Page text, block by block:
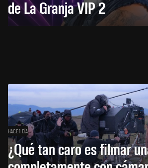
de La Granja VIP 2
HACE 1 DÍA
¿Qué tan caro es filmar